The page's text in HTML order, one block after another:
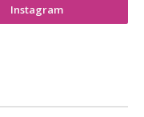
Instagram